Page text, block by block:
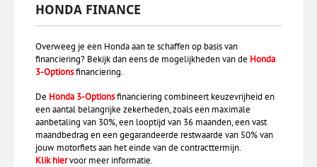
HONDA FINANCE
Overweeg je een Honda aan te schaffen op basis van
financiering? Bekijk dan eens de mogelijkheden van de Honda
3-Optionsfinanciering.
De Honda 3-Optionsfinanciering combineert keuzevrijheid en
een aantal belangrijke zekerheden, zoals een maximale
aanbetaling van 30%, een looptijd van 36 maanden, een vast
maandbedrag en een gegarandeerde restwaarde van 50% van
jouw motorfiets aan het einde van de contracttermijn.
Klik hiervoor meer informatie.